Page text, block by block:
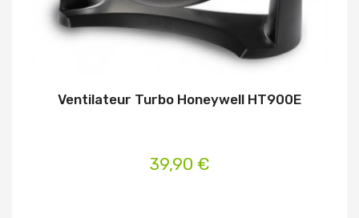
Ventilateur Turbo Honeywell HT900E
39,90 €